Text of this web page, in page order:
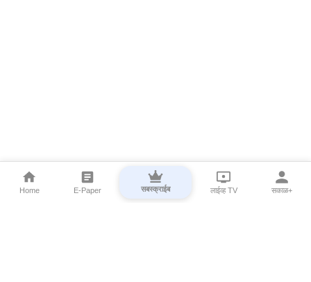
Home E-Paper सबस्क्राईब लाईव्ह TV सकाळ+